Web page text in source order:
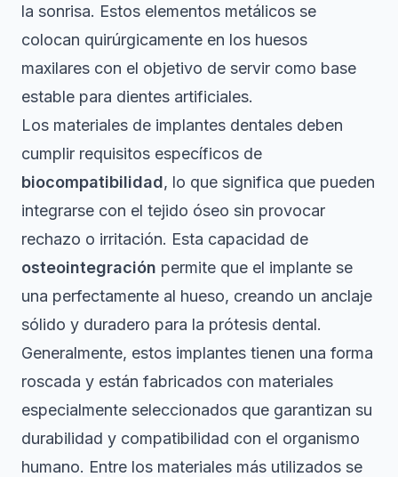
la sonrisa. Estos elementos metálicos se
colocan quirúrgicamente en los huesos
maxilares con el objetivo de servir como base
estable para dientes artificiales.
Los materiales de implantes dentales deben
cumplir requisitos específicos de
biocompatibilidad, lo que significa que pueden
integrarse con el tejido óseo sin provocar
rechazo o irritación. Esta capacidad de
osteointegración permite que el implante se
una perfectamente al hueso, creando un anclaje
sólido y duradero para la prótesis dental.
Generalmente, estos implantes tienen una forma
roscada y están fabricados con materiales
especialmente seleccionados que garantizan su
durabilidad y compatibilidad con el organismo
humano. Entre los materiales más utilizados se